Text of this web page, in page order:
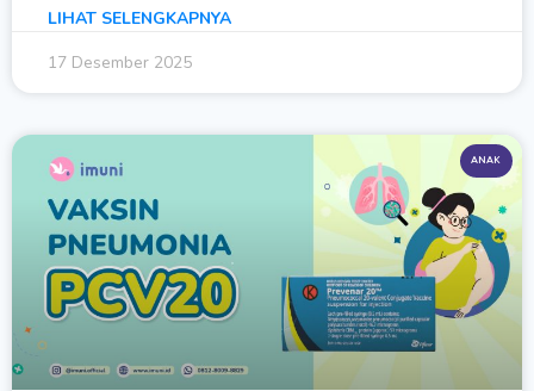
LIHAT SELENGKAPNYA
17 Desember 2025
ANAK